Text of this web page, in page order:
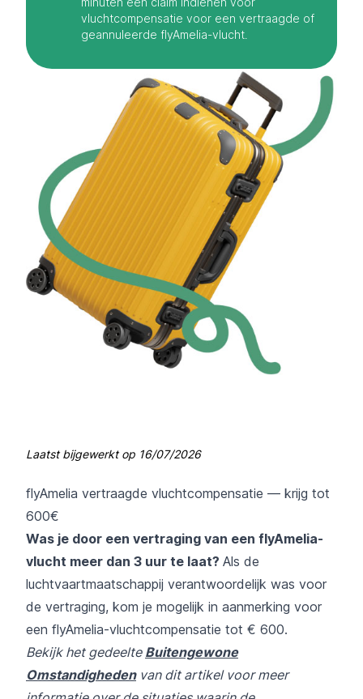
vluchtcompensatie voor een vertraagde of
geannuleerde flyAmelia-vlucht.
Laatst bijgewerkt op 16/07/2026
flyAmelia vertraagde vluchtcompensatie — krijg tot
600€
Was je door een vertraging van een flyAmelia-
vlucht meer dan 3 uur te laat? Als de
luchtvaartmaatschappij verantwoordelijk was voor
de vertraging, kom je mogelijk in aanmerking voor
een flyAmelia-vluchtcompensatie tot € 600.
Bekijk het gedeelte Buitengewone
Omstandighedenvan dit artikel voor meer